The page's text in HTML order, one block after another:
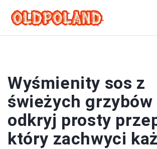
Wyśmienity sos z
świeżych grzybów
odkryj prosty
który zachwyci